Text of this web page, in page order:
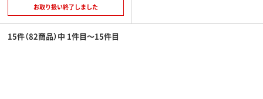
お取り扱い終了しました
15件（82商品）中 1件目～15件目